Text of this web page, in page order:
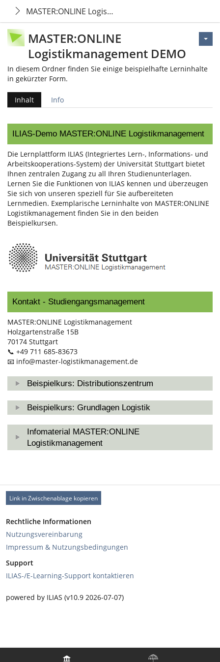
MASTER:ONLINE Logistikmanagement DEMO
MASTER:ONLINE
Logistikmanagement DEMO
In diesem Ordner finden Sie einige beispielhafte Lerninhalte
in gekürzter Form.
Inhalt Info
ILIAS-Demo MASTER:ONLINE Logistikmanagement
Die Lernplattform ILIAS (Integriertes Lern-, Informations- und
Arbeitskooperations-System) der Universität Stuttgart bietet
Ihnen zentralen Zugang zu all Ihren Studienunterlagen.
Lernen Sie die Funktionen von ILIAS kennen und überzeugen
Sie sich von unseren speziell für Sie aufbereiteten
Lernmedien. Exemplarische Lerninhalte von MASTER:ONLINE
Logistikmanagement finden Sie in den beiden
Beispielkursen.
Kontakt - Studiengangsmanagement
MASTER:ONLINE Logistikmanagement
Holzgartenstraße 15B
70174 Stuttgart
📞 +49 711 685-83673
📧 info@master-logistikmanagement.de
Beispielkurs: Distributionszentrum
Beispielkurs: Grundlagen Logistik
Infomaterial MASTER:ONLINE
Logistikmanagement
Link in Zwischenablage kopieren
Rechtliche Informationen
Nutzungsvereinbarung
Impressum & Nutzungsbedingungen
Support
ILIAS-/E-Learning-Support kontaktieren
powered by ILIAS (v10.9 2026-07-07)